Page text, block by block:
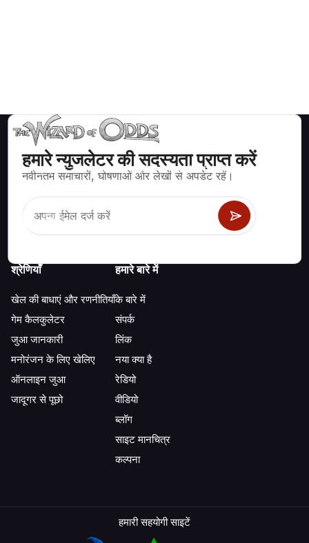
हमारे न्युजलेटर की सदस्यता प्राप्त करें
नवीनतम समाचारों, घोषणाओं और लेखों से अपडेट रहें।
ब्लैकजैक, क्रेप्स, रूलेट और अन्य सैकड़ों कैसीनो खेलों के लिए गणितीय रूप से सही
श्रेणियाँ
खेल की बाधाएं और रणनीतियाँ
गेम कैलकुलेटर
जुआ जानकारी
मनोरंजन के लिए खेलिए
ऑनलाइन जुआ
जादूगर से पूछो
हमारे बारे में
के बारे में
संपर्क
लिंक
नया क्या है
रेडियो
वीडियो
ब्लॉग
साइट मानचित्र
कल्पना
हमारी सहयोगी साइटें